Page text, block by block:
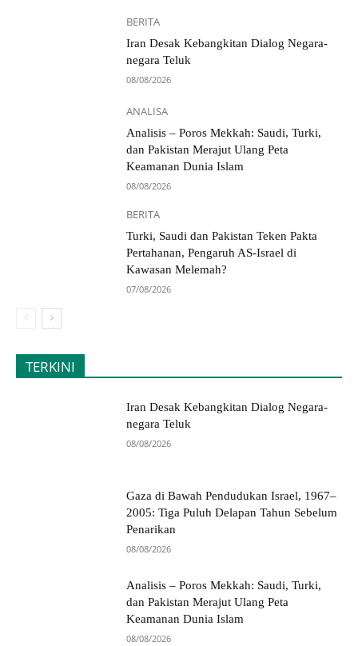
BERITA
Iran Desak Kebangkitan Dialog Negara-
negara Teluk
08/08/2026
ANALISA
Analisis – Poros Mekkah: Saudi, Turki,
dan Pakistan Merajut Ulang Peta
Keamanan Dunia Islam
08/08/2026
BERITA
Turki, Saudi dan Pakistan Teken Pakta
Pertahanan, Pengaruh AS-Israel di
Kawasan Melemah?
07/08/2026
TERKINI
Iran Desak Kebangkitan Dialog Negara-
negara Teluk
08/08/2026
Gaza di Bawah Pendudukan Israel, 1967–
2005: Tiga Puluh Delapan Tahun Sebelum
Penarikan
08/08/2026
Analisis – Poros Mekkah: Saudi, Turki,
dan Pakistan Merajut Ulang Peta
Keamanan Dunia Islam
08/08/2026